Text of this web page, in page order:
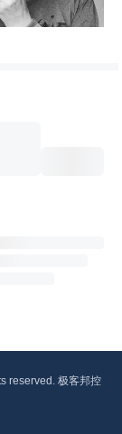
reserved. 极客邦控